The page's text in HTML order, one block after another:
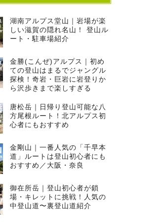
湖南アルプス堂山｜岩場が楽
しい滋賀の隠れ名山！ 登山ル
ート・駐車場紹介
金勝(こんぜ)アルプス｜初め
ての登山はまるでジャングル
探検！奇岩・巨岩に岩登りか
ら沢歩きまで楽しすぎる
唐松岳｜日帰り登山可能な八
方尾根ルート！北アルプス初
心者にもおすすめ
金剛山｜一番人気の「千早本
道」ルートは登山初心者にも
おすすめ／大阪・奈良
御在所岳｜登山初心者が鎖
場・キレットに挑戦！人気の
中登山道〜裏登山道紹介